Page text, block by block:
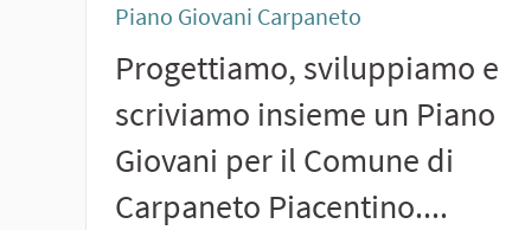
Piano Giovani Carpaneto
Progettiamo, sviluppiamo e
scriviamo insieme un Piano
Giovani per il Comune di
Carpaneto Piacentino....